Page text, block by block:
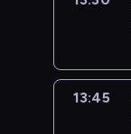
13:45